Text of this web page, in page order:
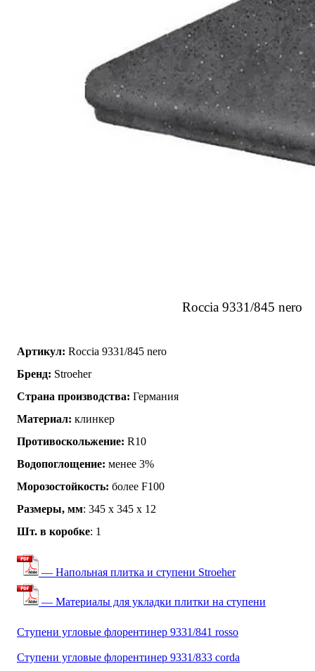
Roccia 9331/845 nero
Артикул: Roccia 9331/845 nero
Бренд: Stroeher
Страна производства: Германия
Материал: клинкер
Противоскольжение: R10
Водопоглощение: менее 3%
Морозостойкость: более F100
Размеры, мм: 345 х 345 х 12
Шт. в коробке: 1
— Напольная плитка и ступени Stroeher
— Материалы для укладки плитки на ступени
Ступени угловые флорентинер 9331/841 rosso
Ступени угловые флорентинер 9331/833 corda